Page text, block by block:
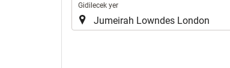
Gidilecek yer